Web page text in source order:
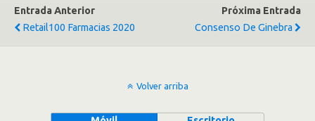
Entrada Anterior
Retail100 Farmacias 2020
Próxima Entrada
Consenso De Ginebra
Volver arriba